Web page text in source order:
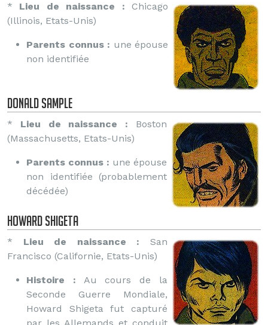
* Lieu de naissance : Chicago
(Illinois, Etats-Unis)
Parents connus : une épouse
non identifiée
Donald Sample
* Lieu de naissance : Boston
(Massachusetts, Etats-Unis)
Parents connus : une épouse
non identifiée (probablement
décédée)
Howard Shigeta
* Lieu de naissance : San
Francisco (Californie, Etats-Unis)
Histoire : Au cours de la
Seconde Guerre Mondiale,
Howard Shigeta fut capturé